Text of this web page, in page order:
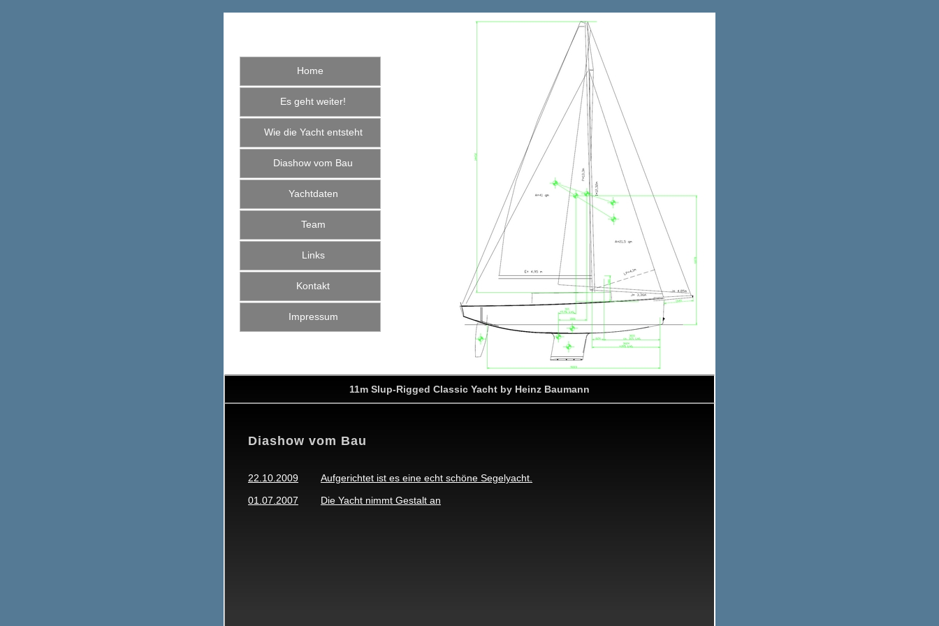
Home
Es geht weiter!
Wie die Yacht entsteht
Diashow vom Bau
Yachtdaten
Team
Links
Kontakt
Impressum
11m Slup-Rigged Classic Yacht by Heinz Baumann
Diashow vom Bau
22.10.2009
Aufgerichtet ist es eine echt schöne Segelyacht.
01.07.2007
Die Yacht nimmt Gestalt an